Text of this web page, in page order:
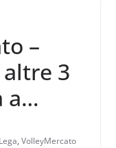
–
3
a
, VolleyMercato